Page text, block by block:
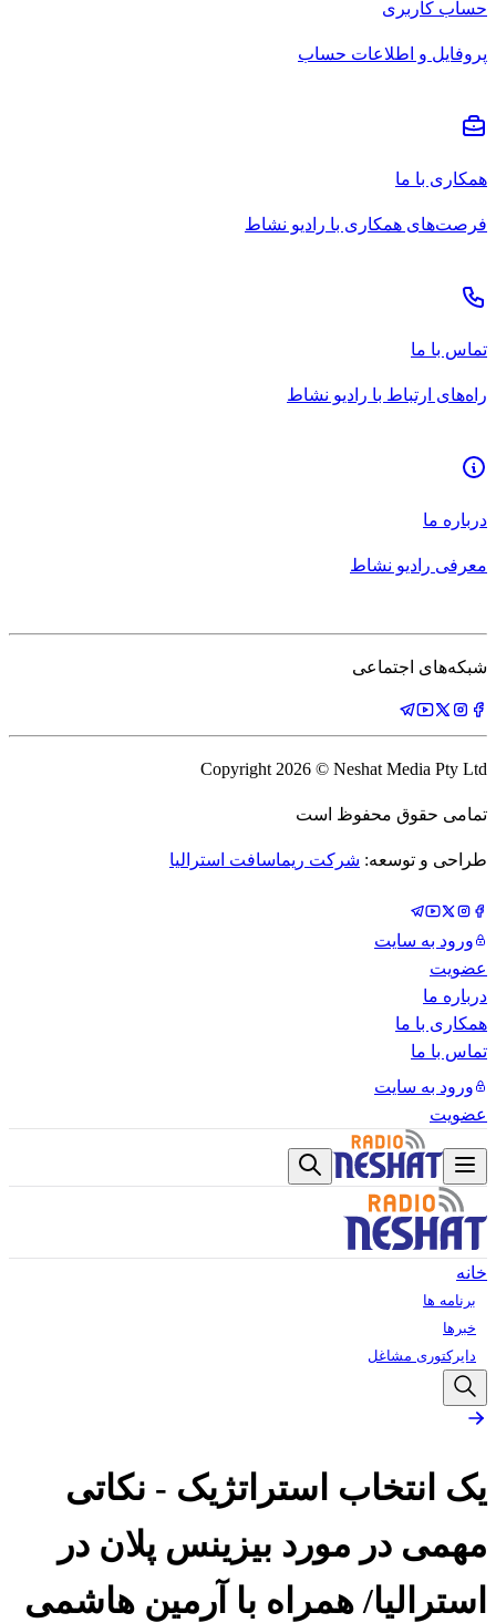
حساب کاربری
پروفایل و اطلاعات حساب
همکاری با ما
فرصت‌های همکاری با رادیو نشاط
تماس با ما
راه‌های ارتباط با رادیو نشاط
درباره ما
معرفی رادیو نشاط
شبکه‌های اجتماعی
Copyright 2026 © Neshat Media Pty Ltd
تمامی حقوق محفوظ است
طراحی و توسعه: شرکت ریماسافت استرالیا
ورود به سایت
عضویت
درباره ما
همکاری با ما
تماس با ما
ورود به سایت
عضویت
خانه
برنامه ها
خبرها
دایرکتوری مشاغل
یک انتخاب استراتژیک - نکاتی
مهمی در مورد بیزینس پلان در
استرالیا/ همراه با آرمین هاشمی